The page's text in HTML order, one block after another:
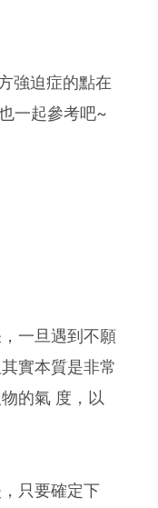
強迫症的點在
一起參考吧~
一旦遇到不願
實本質是非常
的氣 度，以
只要確定下